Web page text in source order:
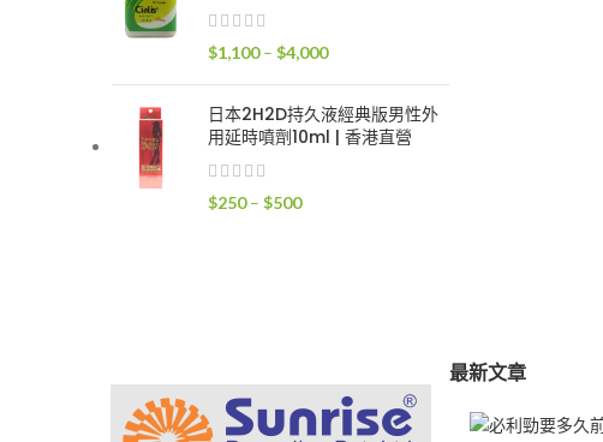
$2,100
$1,100 – $4,000價
範
圍：
日本2H2D持久液經典版男性外
用延時噴劑10ml | 香港直營
$250 – $500價
最新文章